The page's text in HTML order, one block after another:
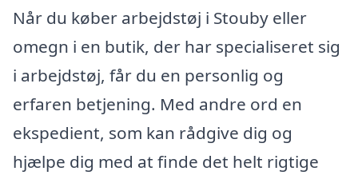
Når du køber arbejdstøj i Stouby eller
omegn i en butik, der har specialiseret sig
i arbejdstøj, får du en personlig og
erfaren betjening. Med andre ord en
ekspedient, som kan rådgive dig og
hjælpe dig med at finde det helt rigtige